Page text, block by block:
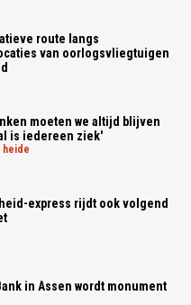
route langs
van oorlogsvliegtuigen
moeten we altijd blijven
is iedereen ziek'
heide
express rijdt ook volgend
in Assen wordt monument